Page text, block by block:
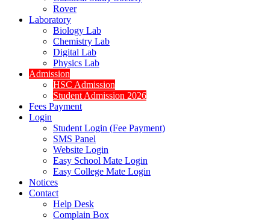
Rover
Laboratory
Biology Lab
Chemistry Lab
Digital Lab
Physics Lab
Admission
HSC Admission
Student Admission 2026
Fees Payment
Login
Student Login (Fee Payment)
SMS Panel
Website Login
Easy School Mate Login
Easy College Mate Login
Notices
Contact
Help Desk
Complain Box